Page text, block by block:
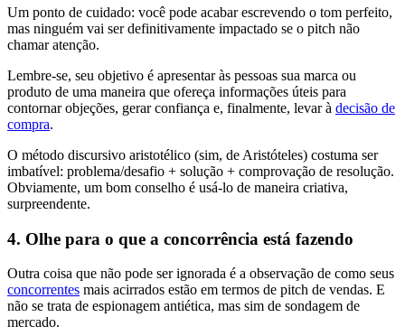
Um ponto de cuidado: você pode acabar escrevendo o tom perfeito,
mas ninguém vai ser definitivamente impactado se o pitch não
chamar atenção.
Lembre-se, seu objetivo é apresentar às pessoas sua marca ou
produto de uma maneira que ofereça informações úteis para
contornar objeções, gerar confiança e, finalmente, levar à decisão de
compra.
O método discursivo aristotélico (sim, de Aristóteles) costuma ser
imbatível: problema/desafio + solução + comprovação de resolução.
Obviamente, um bom conselho é usá-lo de maneira criativa,
surpreendente.
4. Olhe para o que a concorrência está fazendo
Outra coisa que não pode ser ignorada é a observação de como seus
concorrentes mais acirrados estão em termos de pitch de vendas. E
não se trata de espionagem antiética, mas sim de sondagem de
mercado.